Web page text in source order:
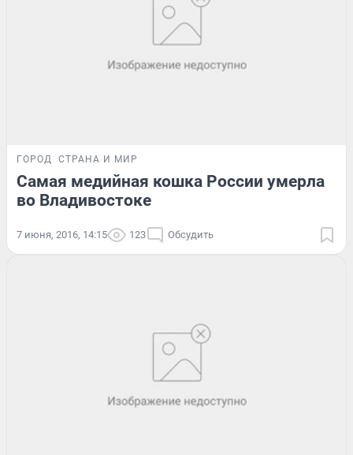
ГОРОД СТРАНА И МИР
Самая медийная кошка России умерла
во Владивостоке
7 июня, 2016, 14:15 123 Обсудить